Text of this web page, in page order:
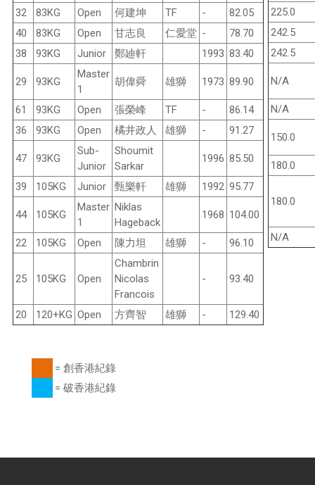
32 83KG Open 何建坤 TF -
82.05
40
83KG Open 甘志良 仁愛堂 -
78.70
38
93KG Junior 鄭廸軒 1993 83.40
29 93KG
Master
1
胡偉舜 雄獅 1973 89.90
61 93KG Open 張榮峰 TF -
86.14
36
93KG Open 橘井政人 雄獅 - 91.27
47 93KG
Sub-
Junior
Shoumit
Sarkar
1996 85.50
39 105KG Junior 甄樂軒 雄獅 1992 95.77
44 105KG
Master
1
Niklas
Hageback
1968 104.00
22 105KG Open 陳力坦 雄獅 - 96.10
25 105KG Open
Chambrin
Nicolas
Francois
- 93.40
20 120+KG Open 方齊智 雄獅 - 129.40
225.0
242.5
242.5
N/A
N/A
150.0
180.0
180.0
N/A
= 創香港紀錄
= 破香港紀錄